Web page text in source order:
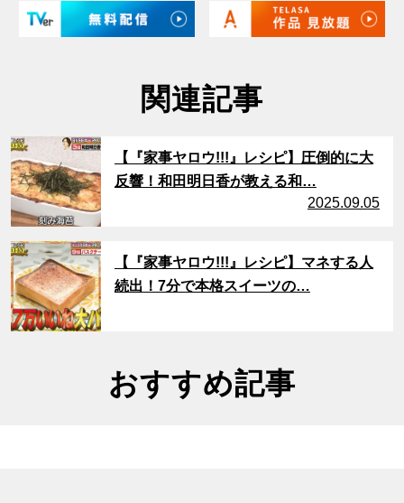
関連記事
サムネイル
【『家事ヤロウ!!!』レシピ】圧倒的に大
反響！和田明日香が教える和…
2025.09.05
サムネイル
【『家事ヤロウ!!!』レシピ】マネする人
続出！7分で本格スイーツの…
おすすめ記事